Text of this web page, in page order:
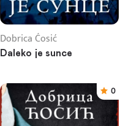
Dobrica Ćosić
Daleko je sunce
0